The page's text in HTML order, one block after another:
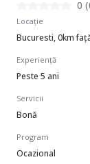
0 (
Locație
Bucuresti, 0km
Experiență
Peste 5 ani
Servicii
Bonă
Program
Ocazional